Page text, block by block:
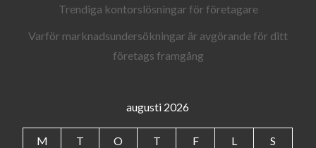
Trendiga kontorslösningar för företagare
Varför marknadsundersökningar är avgörande för ditt
företags framgång
augusti 2026
M T O T F L
S